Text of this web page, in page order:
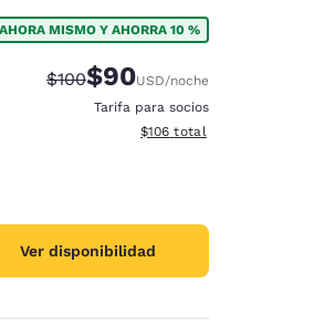
MISMO Y AHORRA 10 %
Tarifa tachada:
$100Tarifa reducida:
$90USD/noche
Tarifa para socios
Ver detalles totales
$106 total
Ver disponibilidad